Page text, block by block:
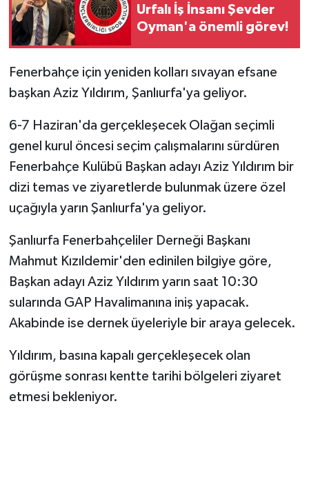
Urfalı İş İnsanı Şevder
Oyman'a önemli görev!
Fenerbahçe için yeniden kolları sıvayan efsane
başkan Aziz Yıldırım, Şanlıurfa'ya geliyor.
6-7 Haziran'da gerçekleşecek Olağan seçimli
genel kurul öncesi seçim çalışmalarını sürdüren
Fenerbahçe Kulübü Başkan adayı Aziz Yıldırım bir
dizi temas ve ziyaretlerde bulunmak üzere özel
uçağıyla yarın Şanlıurfa'ya geliyor.
Şanlıurfa Fenerbahçeliler Derneği Başkanı
Mahmut Kızıldemir'den edinilen bilgiye göre,
Başkan adayı Aziz Yıldırım yarın saat 10:30
sularında GAP Havalimanına iniş yapacak.
Akabinde ise dernek üyeleriyle bir araya gelecek.
Yıldırım, basına kapalı gerçekleşecek olan
görüşme sonrası kentte tarihi bölgeleri ziyaret
etmesi bekleniyor.